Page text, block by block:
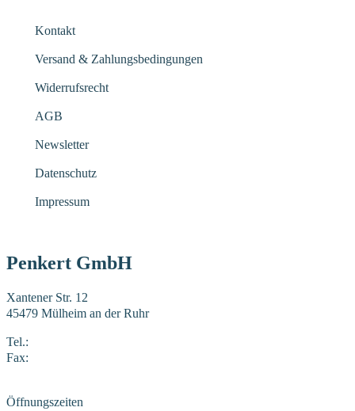
Kontakt
Versand & Zahlungsbedingungen
Widerrufsrecht
AGB
Newsletter
Datenschutz
Impressum
Penkert GmbH
Xantener Str. 12
45479 Mülheim an der Ruhr
Tel.:
Fax:
Öffnungszeiten